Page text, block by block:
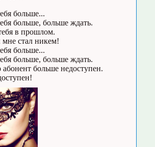
больше...
больше, больше ждать.
в прошлом.
стал никем!
больше...
больше, больше ждать.
больше недоступен.